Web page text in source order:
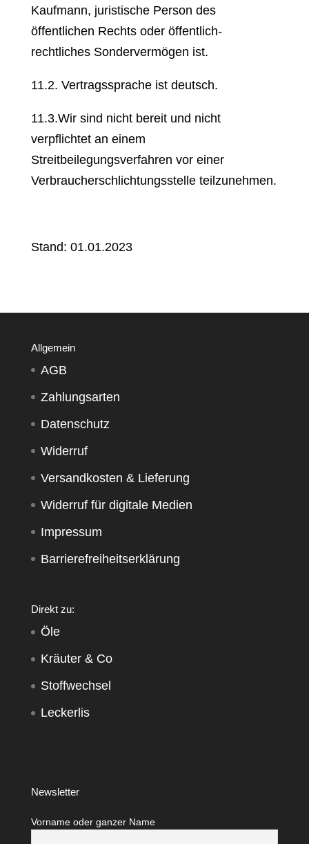
Kaufmann, juristische Person des
öffentlichen Rechts oder öffentlich-
rechtliches Sondervermögen ist.
11.2. Vertragssprache ist deutsch.
11.3.Wir sind nicht bereit und nicht
verpflichtet an einem
Streitbeilegungsverfahren vor einer
Verbraucherschlichtungsstelle teilzunehmen.
Stand: 01.01.2023
Allgemein
AGB
Zahlungsarten
Datenschutz
Widerruf
Versandkosten & Lieferung
Widerruf für digitale Medien
Impressum
Barrierefreiheitserklärung
Direkt zu:
Öle
Kräuter & Co
Stoffwechsel
Leckerlis
Newsletter
Vorname oder ganzer Name